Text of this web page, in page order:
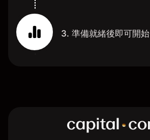
3. 準備就緒後即可開始